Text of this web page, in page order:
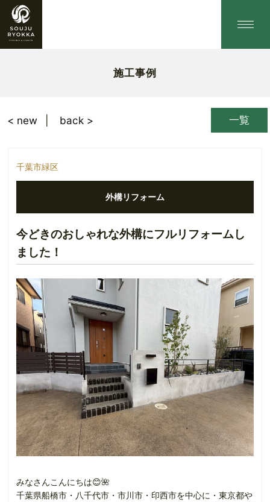
施工事例
一覧
< new back >
千葉市緑区
外構リフォーム
今どきのおしゃれな外構にフルリフォームし
ました！
みなさんこんにちは😊🌺
千葉県船橋市・八千代市・市川市・印西市を中心に・東京都や